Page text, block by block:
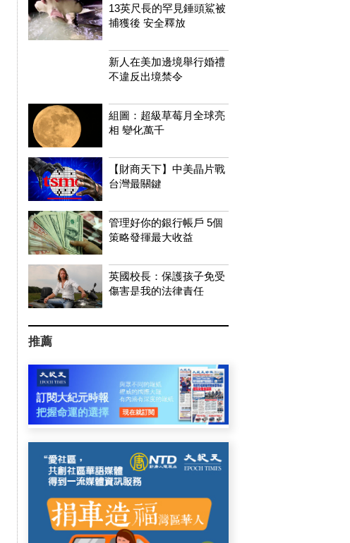
13英尺長的罕見錘頭鯊被
捕獲後 安全釋放
新人在美加邊境舉行婚禮
不違反出境禁令
組圖：超級草莓月全球亮
相 變化萬千
【財商天下】中美晶片戰
台灣最關鍵
管理好你的銀行帳戶 5個
策略發揮最大收益
英國校長：保護孩子免受
傷害是我的法律責任
推薦